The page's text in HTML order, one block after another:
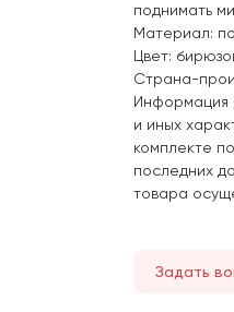
поднимать
Материал:
Цвет:
Страна-
Информация
и иных
комплекте
последних
товара
Задать